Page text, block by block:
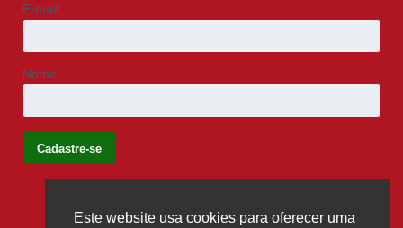
E-mail
Nome
Este website usa cookies para oferecer uma